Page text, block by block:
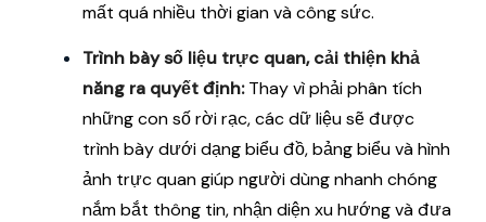
mất quá nhiều thời gian và công sức.
Trình bày số liệu trực quan, cải thiện khả
năng ra quyết định:Thay vì phải phân tích
những con số rời rạc, các dữ liệu sẽ được
trình bày dưới dạng biểu đồ, bảng biểu và hình
ảnh trực quan giúp người dùng nhanh chóng
nắm bắt thông tin, nhận diện xu hướng và đưa